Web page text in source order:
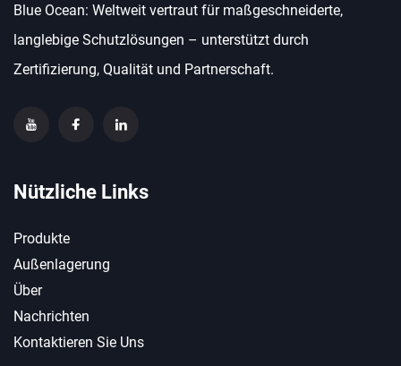
Blue Ocean: Weltweit vertraut für maßgeschneiderte,
langlebige Schutzlösungen – unterstützt durch
Zertifizierung, Qualität und Partnerschaft.
Nützliche Links
Produkte
Außenlagerung
Über
Nachrichten
Kontaktieren Sie Uns